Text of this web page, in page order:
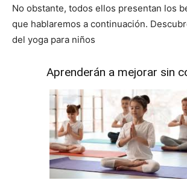
No obstante, todos ellos presentan los
que hablaremos a continuación.
del yoga para niños
Aprenderán a mejorar sin